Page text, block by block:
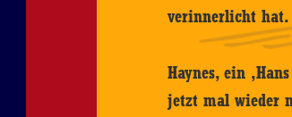
verinnerlicht hat.
Haynes, ein
jetzt mal wieder